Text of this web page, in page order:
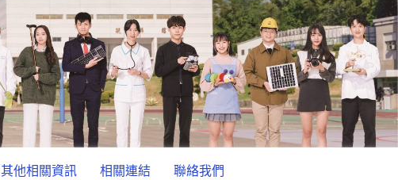
其他相關資訊 相關連結 聯絡我們